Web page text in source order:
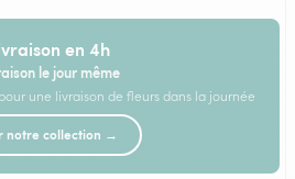
en 4h
le jour même
une livraison de fleurs dans la journée
notre collection →